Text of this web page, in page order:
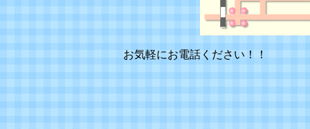
お気軽にお電話く